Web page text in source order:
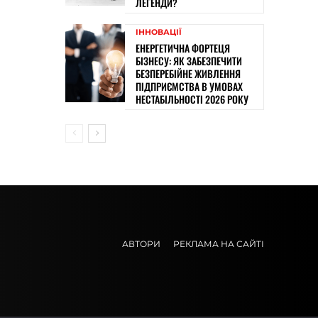
ІННОВАЦІЇ
ЕНЕРГЕТИЧНА ФОРТЕЦЯ
БІЗНЕСУ: ЯК ЗАБЕЗПЕЧИТИ
БЕЗПЕРЕБІЙНЕ ЖИВЛЕННЯ
ПІДПРИЄМСТВА В УМОВАХ
НЕСТАБІЛЬНОСТІ 2026 РОКУ
АВТОРИ РЕКЛАМА НА САЙТІ